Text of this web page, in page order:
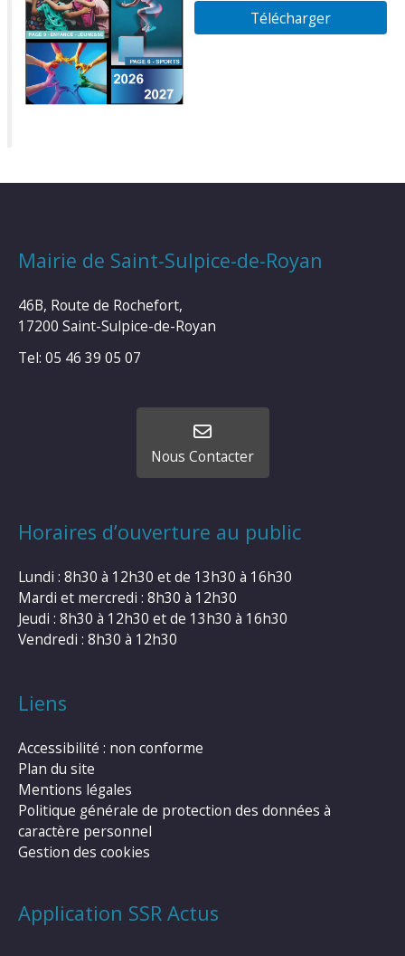
Télécharger
Mairie de Saint-Sulpice-de-Royan
46B, Route de Rochefort,
17200 Saint-Sulpice-de-Royan
Tel: 05 46 39 05 07
Nous Contacter
Horaires d’ouverture au public
Lundi : 8h30 à 12h30 et de 13h30 à 16h30
Mardi et mercredi : 8h30 à 12h30
Jeudi : 8h30 à 12h30 et de 13h30 à 16h30
Vendredi : 8h30 à 12h30
Liens
Accessibilité : non conforme
Plan du site
Mentions légales
Politique générale de protection des données à
caractère personnel
Gestion des cookies
Application SSR Actus